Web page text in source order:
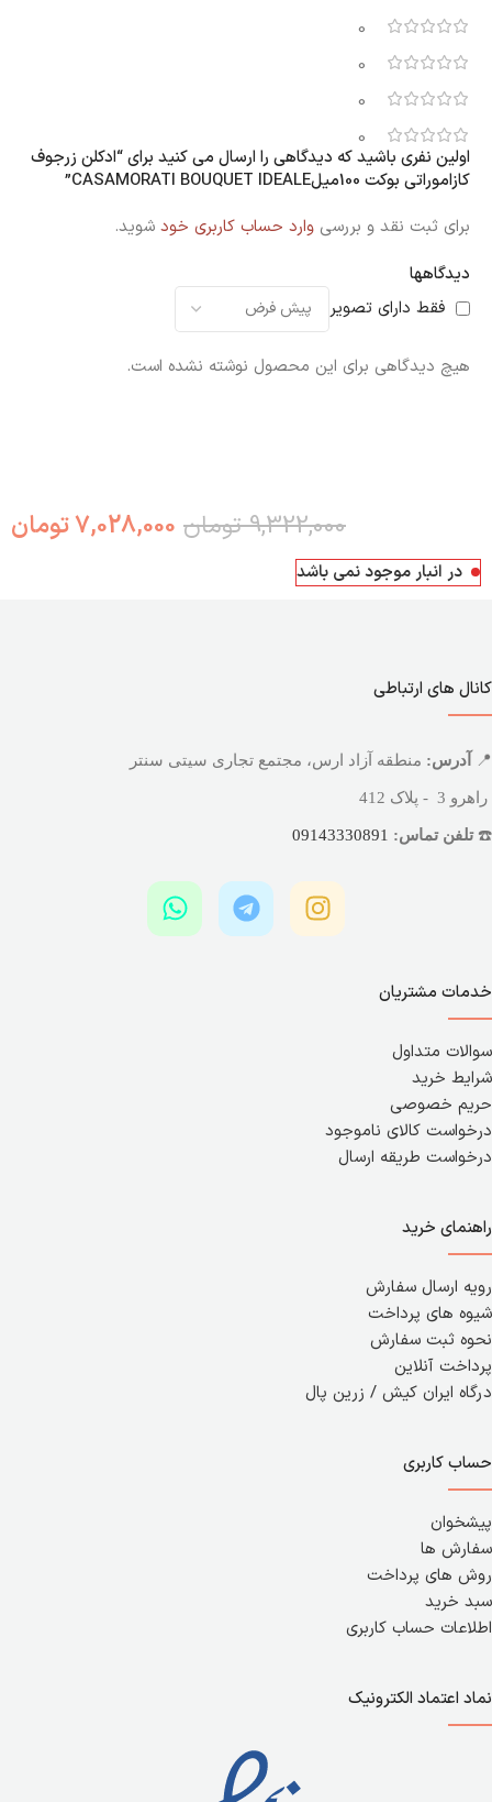
0
0
0
0
دیدگاهها
فقط دارای تصویر
هیچ دیدگاهی برای این محصول نوشته نشده است.
اولین نفری باشید که دیدگاهی را ارسال می کنید برای “ادکلن زرجوف
کازاموراتی بوکت 100میلCASAMORATI BOUQUET IDEALE”
برای ثبت نقد و بررسی وارد حساب کاربری خود شوید.
9,322,000 تومان 7,028,000تومان
در انبار موجود نمی باشد
کانال های ارتباطی
📍 آدرس: منطقه آزاد ارس، مجتمع تجاری سیتی سنتر
راهرو 3 - پلاک 412
☎️تلفن تماس: 09143330891
خدمات مشتریان
سوالات متداول
شرایط خرید
حریم خصوصی
درخواست کالای ناموجود
درخواست طریقه ارسال
راهنمای خرید
رویه ارسال سفارش
شیوه های پرداخت
نحوه ثبت سفارش
پرداخت آنلاین
درگاه ایران کیش / زرین پال
حساب کاربری
پیشخوان
سفارش ها
روش های پرداخت
سبد خرید
اطلاعات حساب کاربری
نماد اعتماد الکترونیک